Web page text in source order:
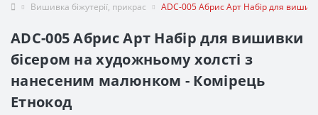
Вишивка біжутерії, прикрас ADC-005 Абрис Арт Набір для
ADC-005 Абрис Арт Набір для вишивки
бісером на художньому холсті з
нанесеним малюнком - Комірець
Етнокод